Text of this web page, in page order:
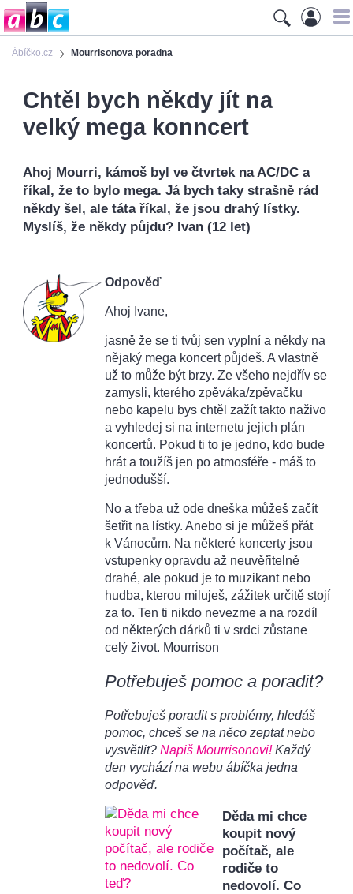
Ábíčko.cz Mourrisonova poradna
Chtěl bych někdy jít na
velký mega konncert
Ahoj Mourri, kámoš byl ve čtvrtek na AC/DC a
říkal, že to bylo mega. Já bych taky strašně rád
někdy šel, ale táta říkal, že jsou drahý lístky.
Myslíš, že někdy půjdu? Ivan (12 let)
Odpověď
Ahoj Ivane,
jasně že se ti tvůj sen vyplní a někdy na
nějaký mega koncert půjdeš. A vlastně
už to může být brzy. Ze všeho nejdřív se
zamysli, kterého zpěváka/zpěvačku
nebo kapelu bys chtěl zažít takto naživo
a vyhledej si na internetu jejich plán
koncertů. Pokud ti to je jedno, kdo bude
hrát a toužíš jen po atmosféře - máš to
jednodušší.
No a třeba už ode dneška můžeš začít
šetřit na lístky. Anebo si je můžeš přát
k Vánocům. Na některé koncerty jsou
vstupenky opravdu až neuvěřitelně
drahé, ale pokud je to muzikant nebo
hudba, kterou miluješ, zážitek určitě stojí
za to. Ten ti nikdo nevezme a na rozdíl
od některých dárků ti v srdci zůstane
celý život. Mourrison
Potřebuješ pomoc a poradit?
Potřebuješ poradit s problémy, hledáš
pomoc, chceš se na něco zeptat nebo
vysvětlit? Napiš Mourrisonovi!Každý
den vychází na webu ábíčka jedna
odpověď.
Děda mi chce
koupit nový
počítač, ale
rodiče to
nedovolí. Co